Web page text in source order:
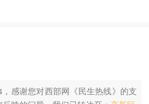
，感谢您对西部网《民生热线》的支